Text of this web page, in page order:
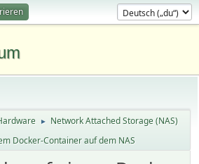
► Network Attached Storage (NAS)
Docker-Container auf dem NAS